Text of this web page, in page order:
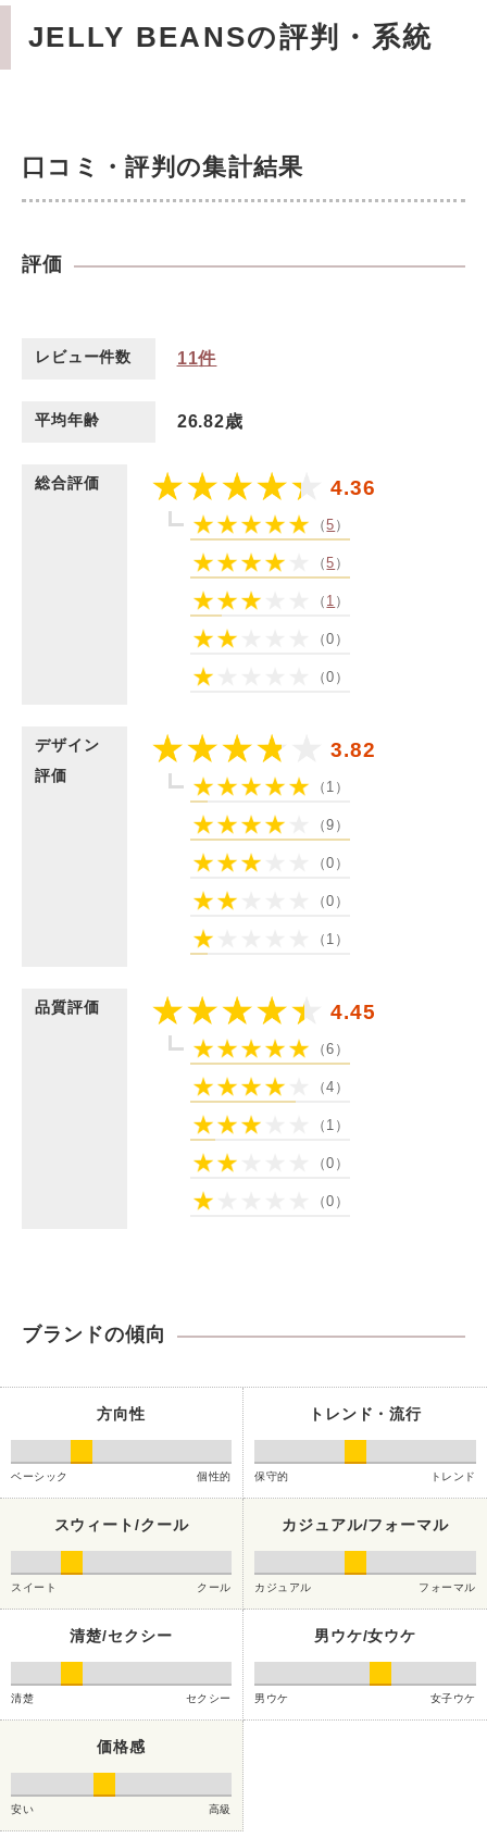
JELLY BEANSの評判・系統
口コミ・評判の集計結果
評価
レビュー件数 11件
平均年齢 26.82歳
総合評価 4.36
（5 ）
（5 ）
（ 1 ）
（0）
（0）
デザイン
評価
3.82
（1）
（9）
（0）
（0）
（1）
品質評価 4.45
（6）
（4）
（1）
（0）
（0）
ブランドの傾向
方向性
ベーシック 個性的
トレンド・流行
保守的 トレンド
スウィート/クール
スイート クール
カジュアル/フォーマル
カジュアル フォーマル
清楚/セクシー
清楚 セクシー
男ウケ/女ウケ
男ウケ 女子ウケ
価格感
安い 高級